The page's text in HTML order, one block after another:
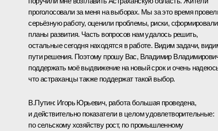
проголосовали за меня на выборах. Мы за это время
серьёзную работу, оценили проблемы, риски, сформировали
планы развития. Часть вопросов нам удалось решить,
остальные сегодня находятся в работе. Видим задачи,
пути решения. Поэтому прошу Вас, Владимир
поддержать моё выдвижение на новый срок и очень
что астраханцы также поддержат такой выбор.
В.Путин: Игорь Юрьевич, работа большая проведена,
и действительно показатели в целом удовлетворительные:
по сельскому хозяйству рост, по промышленному